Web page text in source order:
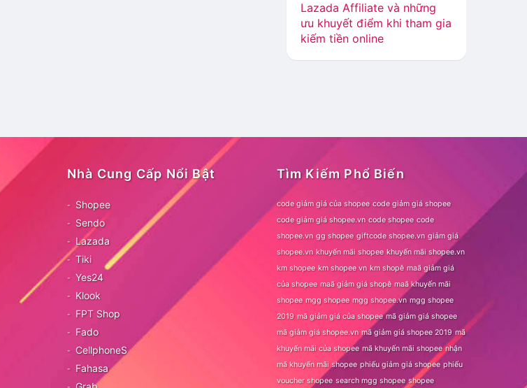
Lazada Affiliate và những
ưu khuyết điểm khi tham gia
kiếm tiền online
Nhà Cung Cấp Nổi Bật
Shopee
Sendo
Lazada
Tiki
Yes24
Klook
FPT Shop
Fado
CellphoneS
Fahasa
Tìm Kiếm Phổ Biến
code giảm giá của shopee code giảm giá shopee
code giảm giá shopee.vn code shopee code
shopee.vn gg shopee giftcode shopee.vn giảm giá
shopee.vn khuyến mãi shopee khuyến mãi shopee.vn
km shopee km shopee vn km shopê maã giảm giá
của shopee maã giảm giá shopê maã khuyến mãi
shopee mgg shopee mgg shopee.vn mgg shopee
2019 mã giảm giá của shopee mã giảm giá shopee
mã giảm giá shopee.vn mã giảm giá shopee 2019 mã
khuyến mãi của shopee mã khuyến mãi shopee nhận
mã khuyến mãi shopee phiếu giảm giá shopee phiếu
voucher shopee search mgg shopee shopee